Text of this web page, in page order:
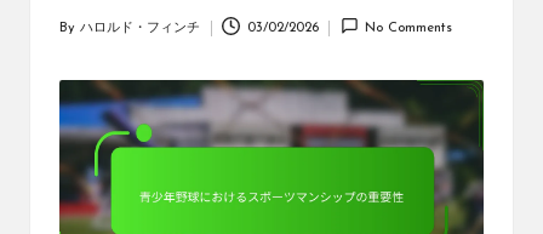
By ハロルド・フィンチ 03/02/2026 No Comments